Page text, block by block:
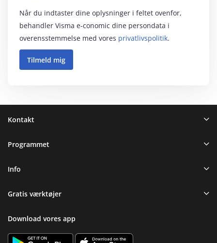
Når du indtaster dine oplysninger i feltet ovenfor,
behandler Visma e‑conomic dine persondata i
overensstemmelse med vores privatlivspolitik.
Sidefod
Kontakt
Programmet
Info
Gratis værktøjer
Download vores app